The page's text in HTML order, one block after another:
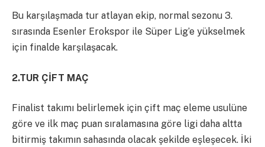
Bu karşılaşmada tur atlayan ekip, normal sezonu 3.
sırasında Esenler Erokspor ile Süper Lig’e yükselmek
için finalde karşılaşacak.
2.TUR ÇİFT MAÇ
Finalist takımı belirlemek için çift maç eleme usulüne
göre ve ilk maç puan sıralamasına göre ligi daha altta
bitirmiş takımın sahasında olacak şekilde eşleşecek. İki